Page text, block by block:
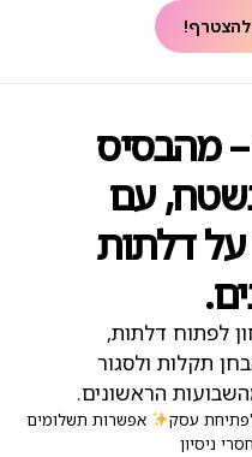
להצטרף!
– מהבסיס
עם
על דלתות
לפתוח דלתות,
תקלות ולסגור
הראשונים.
לפתיחת עסק
אפשרות תשלומים
ניסיון